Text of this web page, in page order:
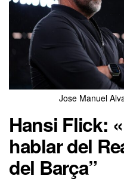
Jose Manuel
Hansi Flick:
hablar del
del Barça”